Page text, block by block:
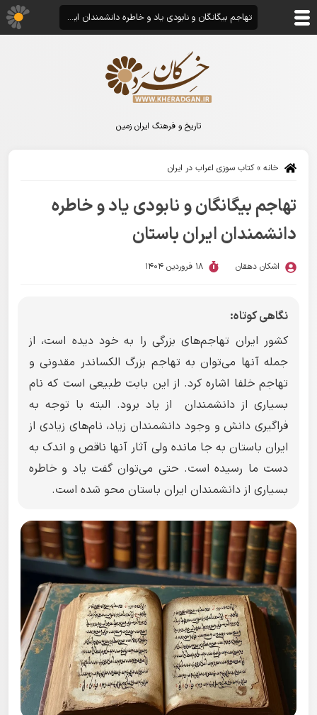
تاریخ و فرهنگ ایران زمین
خانه » کتاب سوزی اعراب در ایران
تهاجم بیگانگان و نابودی یاد و خاطره
دانشمندان ایران باستان
اشکان دهقان 18 فروردین 1404
نگاهی کوتاه:
کشور ایران تهاجم‌های بزرگی را به خود دیده است، از
جمله آنها می‌توان به تهاجم بزرگ الکساندر مقدونی و
تهاجم خلفا اشاره کرد. از این بابت طبیعی است که نام
بسیاری از دانشمندان از یاد برود. البته با توجه به
فراگیری دانش و وجود دانشمندان زیاد، نام‌های زیادی از
ایران باستان به جا مانده ولی آثار آنها ناقص و اندک به
دست ما رسیده است. حتی می‌توان گفت یاد و خاطره
بسیاری از دانشمندان ایران باستان محو شده است.
تهاجم بیگانگان و نابودی یاد و خاطره دانشمندان ایران باستان